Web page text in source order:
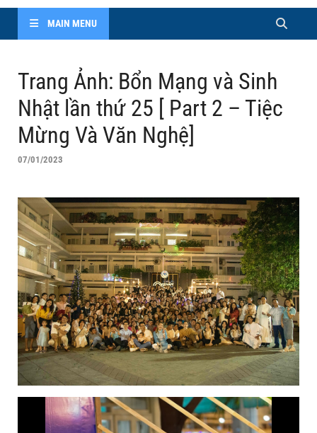
MAIN MENU
Trang Ảnh: Bổn Mạng và Sinh
Nhật lần thứ 25 [ Part 2 – Tiệc
Mừng Và Văn Nghệ]
07/01/2023